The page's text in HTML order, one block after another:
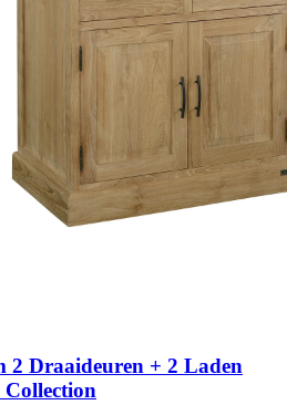
2 Draaideuren + 2 Laden
Collection